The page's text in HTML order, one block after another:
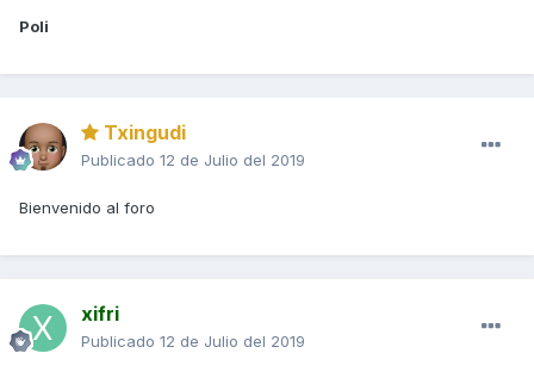
Poli
Txingudi
Publicado 12 de Julio del 2019
Bienvenido al foro
xifri
Publicado 12 de Julio del 2019